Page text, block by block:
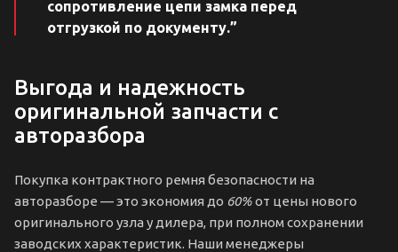
сопротивление цепи замка перед
отгрузкой по документу.”
Выгода и надежность
оригинальной запчасти с
авторазбора
Покупка контрактного ремня безопасности на
авторазборе — это экономия до 60%от цены нового
оригинального узла у дилера, при полном сохранении
заводских характеристик. Наши менеджеры